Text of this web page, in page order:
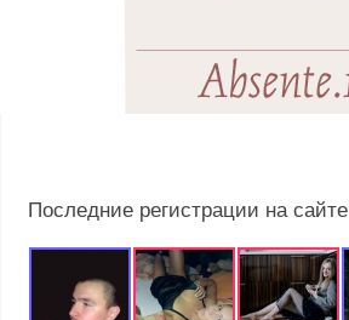
Последние регистрации на сайте